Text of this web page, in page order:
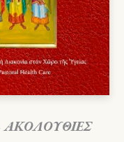
ΑΚΟΛΟΥΘΙΕΣ